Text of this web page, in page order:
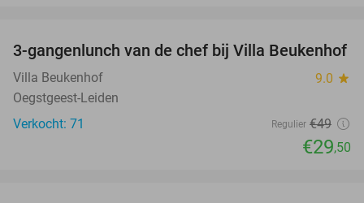
40%
3-gangenlunch van de chef bij Villa Beukenhof
Villa Beukenhof 9.0 star
Oegstgeest-Leiden
Verkocht: 71
Regulier €49
€29,50